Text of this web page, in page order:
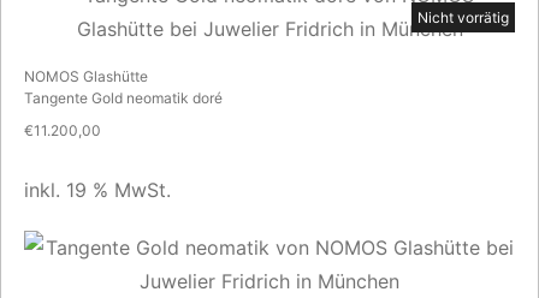
Nicht vorrätig
NOMOS Glashütte
Tangente Gold neomatik doré
€11.200,00
inkl. 19 % MwSt.